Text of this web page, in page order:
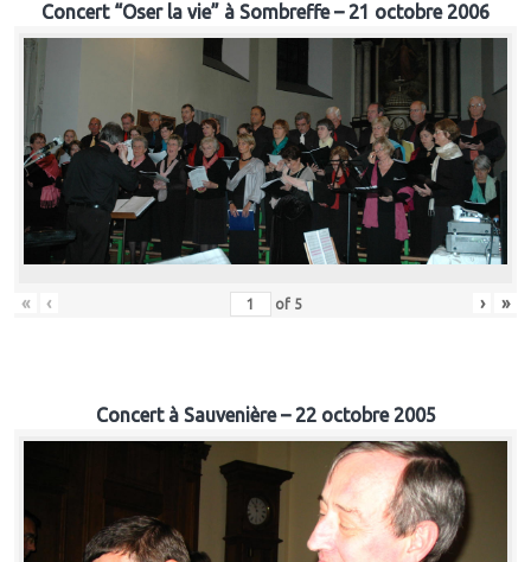
Concert “Oser la vie” à Sombreffe – 21 octobre 2006
« ‹ of 5 › »
Concert à Sauvenière – 22 octobre 2005